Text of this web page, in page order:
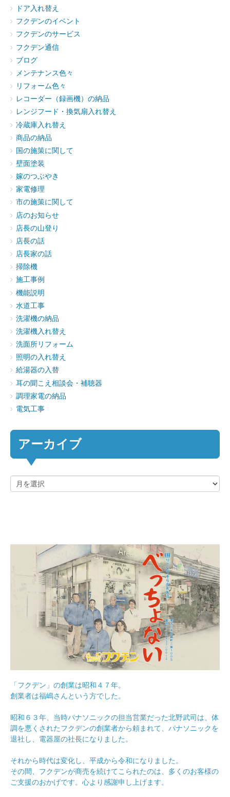
ドア入れ替え
フクデンのイベント
フクデンのサービス
フクデン通信
ブログ
メンテナンス色々
リフォーム色々
レコーダー（録画機）の納品
レンジフード・換気扇入れ替え
冷蔵庫入れ替え
商品の納品
国の施策に関して
壁面塗装
嫁のつぶやき
家電修理
市の施策に関して
店のお知らせ
店長の山登り
店長の話
店長家の話
掃除機
施工事例
機能説明
水道工事
洗濯機の納品
洗濯機入れ替え
洗面所リフォーム
照明の入れ替え
給湯器の入替
耳の聞こえ相談会・補聴器
調理家電の納品
電気工事
アーカイブ
「フクデン」の創業は昭和４７年。
創業者は福嶋さんという方でした。
昭和６３年、当時パナソニックの担当営業だった北野武司は、体
調を悪くされたフクデンの創業者から頼まれて、パナソニックを
退社し、電器屋の社長になりました。
それから時代は変化し、平成から令和になりました。
その間、フクデンが商売を続けてこられたのは、多くのお客様の
ご支援のおかげです。心より感謝申し上げます。